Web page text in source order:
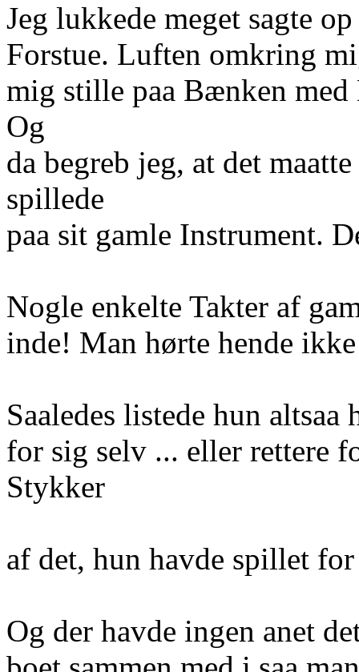
Jeg lukkede meget sagte
Forstue. Luften omkring
mig stille paa Bænken
Og
da begreb jeg, at det
spillede
paa sit gamle Instrument.
Nogle enkelte Takter af
inde! Man hørte hende
Saaledes listede hun
for sig selv ... eller rettere
Stykker
af det, hun havde spillet
Og der havde ingen anet